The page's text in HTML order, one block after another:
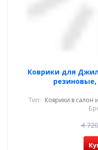
Коврики для
Тип: Коврики в салон
4 720